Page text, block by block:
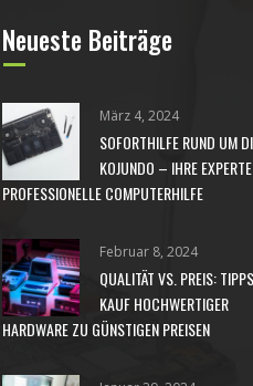
Neueste Beiträge
März 4, 2024
SOFORTHILFE RUND UM
KOJUNDO – IHRE
PROFESSIONELLE COMPUTERHILFE
Februar 8, 2024
QUALITÄT VS. PREIS:
KAUF HOCHWERTIGER
HARDWARE ZU GÜNSTIGEN PREISEN